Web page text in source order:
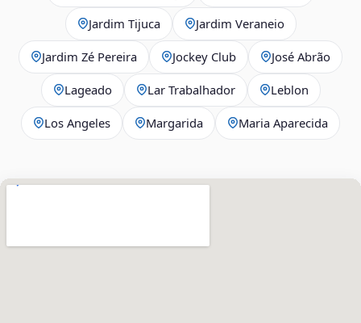
Jardim Tijuca Jardim Veraneio
Jardim Zé Pereira Jockey Club José Abrão
Lageado Lar Trabalhador Leblon
Los Angeles Margarida Maria Aparecida